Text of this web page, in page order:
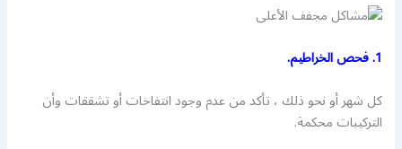
1. فحص الخراطيم.
كل شهر أو نحو ذلك ، تأكد من عدم وجود انتفاخات أو تشققات وأن
التركيبات محكمة.